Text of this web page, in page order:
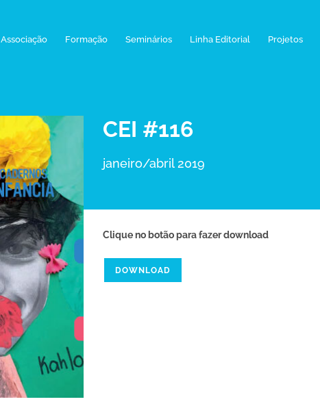
Associação Formação Seminários Linha Editorial Projetos
CEI #116
janeiro/abril 2019
Clique no botão para fazer download
DOWNLOAD